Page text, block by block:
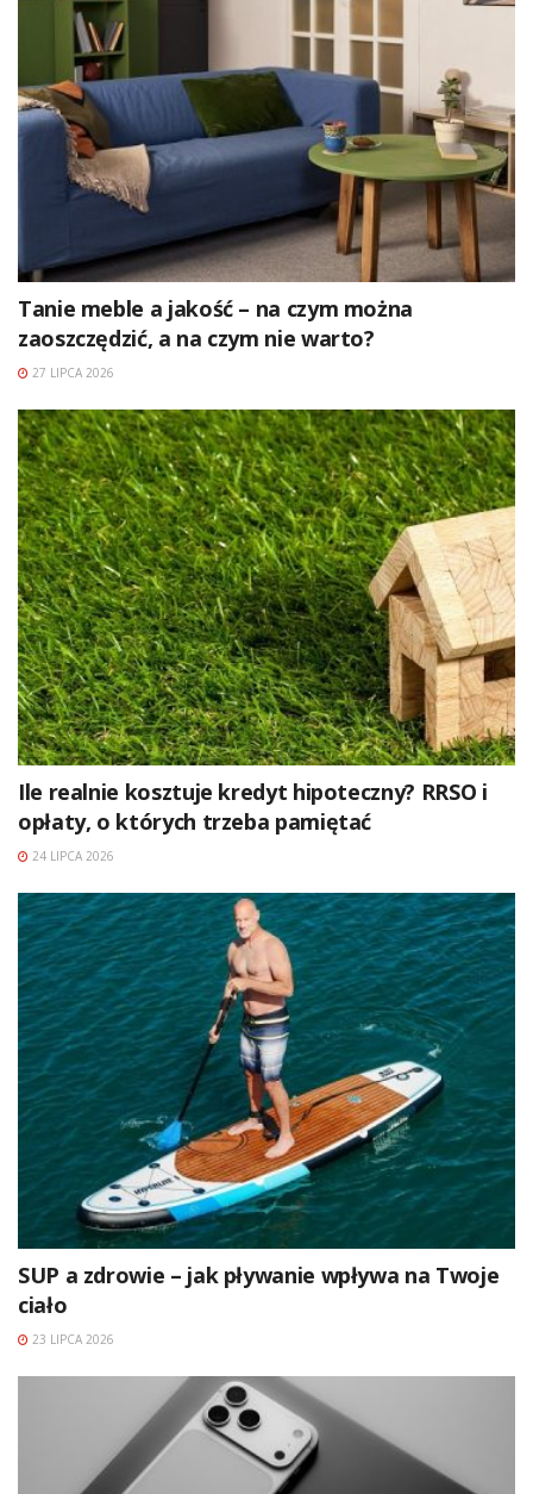
Tanie meble a jakość – na czym można
zaoszczędzić, a na czym nie warto?
27 LIPCA 2026
Ile realnie kosztuje kredyt hipoteczny? RRSO i
opłaty, o których trzeba pamiętać
24 LIPCA 2026
SUP a zdrowie – jak pływanie wpływa na Twoje
ciało
23 LIPCA 2026